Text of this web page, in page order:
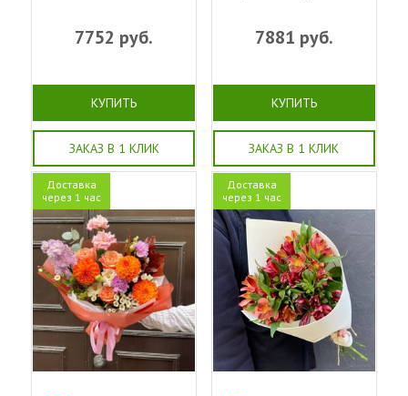
7752 руб.
КУПИТЬ
ЗАКАЗ В 1 КЛИК
7881 руб.
КУПИТЬ
ЗАКАЗ В 1 КЛИК
Доставка
через 1 час
Доставка
через 1 час